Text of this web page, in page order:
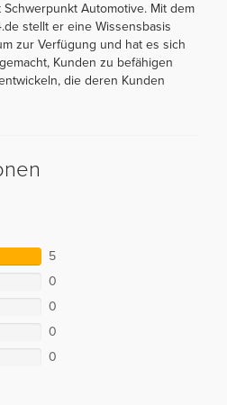
Schwerpunkt Automotive. Mit dem
stellt er eine Wissensbasis
zur Verfügung und hat es sich
Kunden zu befähigen
die deren Kunden
5
0
0
0
0